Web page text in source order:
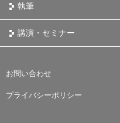
執筆
講演・セミナー
お問い合わせ
プライバシーポリシー